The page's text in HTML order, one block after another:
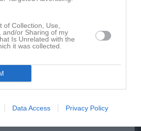
of Collection, Use,
and/or Sharing of my
Is Unrelated with the
it was collected.
Data Access Privacy Policy
Kalenderöversikt